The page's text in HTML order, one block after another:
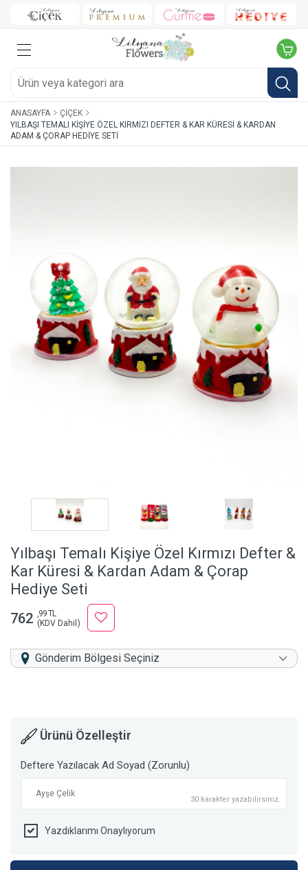
ANASAYFA
ÇIÇEK
YILBAŞI TEMALI KIŞIYE ÖZEL KIRMIZI DEFTER & KAR KÜRESI & KARDAN
ADAM & ÇORAP HEDIYE SETI
Yılbaşı Temalı Kişiye Özel Kırmızı Defter &
Kar Küresi & Kardan Adam & Çorap
Hediye Seti
762 ,99 TL
(KDV Dahil)
Gönderim Bölgesi Seçiniz
Ürünü Özelleştir
Deftere Yazılacak Ad Soyad (Zorunlu)
30 karakter yazabilirsiniz.
Yazdıklarımı Onaylıyorum